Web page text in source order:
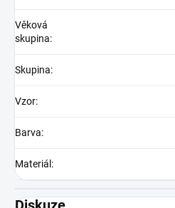
Věková
skupina:
Skupina:
Vzor:
Barva:
Materiál :